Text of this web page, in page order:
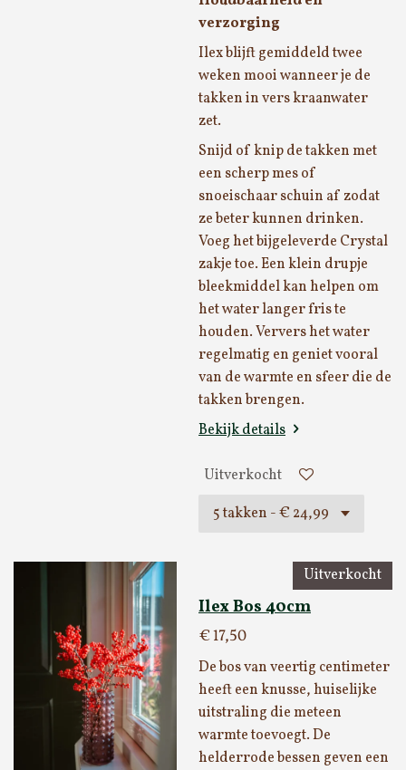
verzorging
Ilex blijft gemiddeld twee
weken mooi wanneer je de
takken in vers kraanwater
zet.
Snijd of knip de takken met
een scherp mes of
snoeischaar schuin af zodat
ze beter kunnen drinken.
Voeg het bijgeleverde Crystal
zakje toe. Een klein drupje
bleekmiddel kan helpen om
het water langer fris te
houden. Ververs het water
regelmatig en geniet vooral
van de warmte en sfeer die de
takken brengen.
Bekijk details
Uitverkocht
Uitverkocht
Ilex Bos 40cm
€ 17,50
De bos van veertig centimeter
heeft een knusse, huiselijke
uitstraling die meteen
warmte toevoegt. De
helderrode bessen geven een